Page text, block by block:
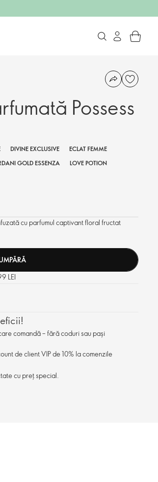
Possess
DIVINE EXCLUSIVE
ECLAT FEMME
GOLD ESSENZA
LOVE POTION
cu parfumul captivant floral fructat
LEI
comandă – fără coduri sau pași
de client VIP de 10% la comenzile
cu preț special.